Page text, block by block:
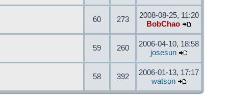
60 273
2008-08-25, 11:20
BobChao
59 260
2006-04-10, 18:58
josesun
58 392
2006-01-13, 17:17
watson